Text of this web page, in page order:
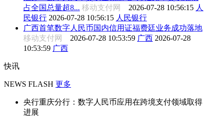
占全国总量超8... 移动支付网 2026-07-28 10:56:15 人
民银行 2026-07-28 10:56:15 人民银行
广西首笔数字人民币国内信用证福费廷业务成功落地
移动支付网 2026-07-28 10:53:59 广西 2026-07-28
10:53:59 广西
快讯
NEWS FLASH 更多
央行重庆分行：数字人民币应用在跨境支付领域取得
进展